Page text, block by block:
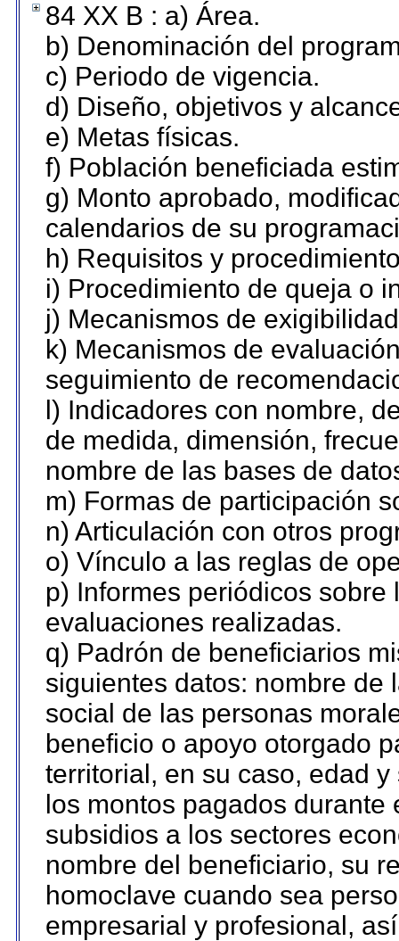
84 XX B : a) Área.
b) Denominación del
c) Periodo de vigencia.
d) Diseño, objetivos y
e) Metas físicas.
f) Población beneficiada
g) Monto aprobado,
calendarios de su
h) Requisitos y
i) Procedimiento de queja o
j) Mecanismos de
k) Mecanismos de
seguimiento de
l) Indicadores con nombre,
de medida, dimensión,
nombre de las bases de
m) Formas de participación
n) Articulación con otros
o) Vínculo a las reglas de
p) Informes periódicos
evaluaciones realizadas.
q) Padrón de beneficiarios
siguientes datos: nombre de
social de las personas
beneficio o apoyo otorgado
territorial, en su caso, edad
los montos pagados
subsidios a los sectores
nombre del beneficiario, su
homoclave cuando sea
empresarial y profesional,